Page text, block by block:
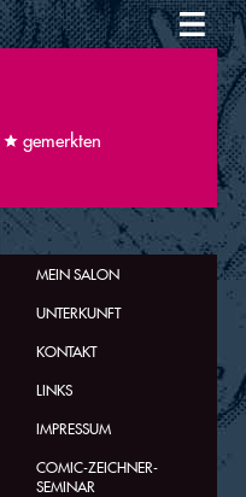
gemerkten
MEIN SALON
UNTERKUNFT
KONTAKT
LINKS
IMPRESSUM
COMIC-ZEICHNER-
SEMINAR